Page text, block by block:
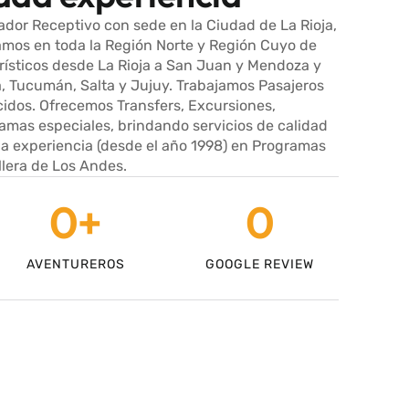
Receptivo con sede en la Ciudad de La Rioja,
en toda la Región Norte y Región Cuyo de
desde La Rioja a San Juan y Mendoza y
Tucumán, Salta y Jujuy. Trabajamos Pasajeros
Ofrecemos Transfers, Excursiones,
especiales, brindando servicios de calidad
experiencia (desde el año 1998) en Programas
de Los Andes.
AVENTUREROS
0+
GOOGLE REVIEW
0